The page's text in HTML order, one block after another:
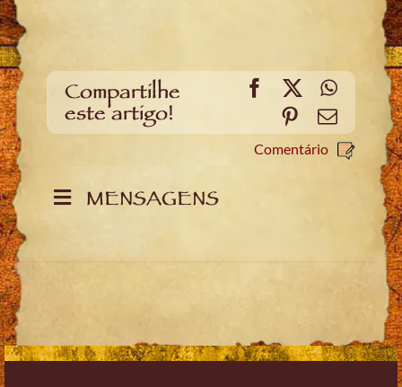
Compartilhe
este artigo!
Facebook
X
Pinterest
Email
Comentário
MENSAGENS